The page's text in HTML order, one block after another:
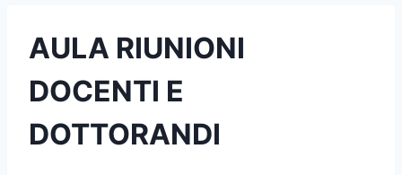
AULA RIUNIONI
DOCENTI E
DOTTORANDI